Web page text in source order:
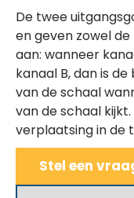
De twee
en geven zowel
aan: wanneer
kanaal B, dan is
van de schaal
van de schaal
verplaatsing in de
Stel een